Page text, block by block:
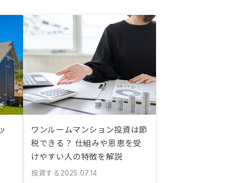
ワンルームマンション投資は節
税できる？ 仕組みや恩恵を受
けやすい人の特徴を解説
投資する 2025.07.14